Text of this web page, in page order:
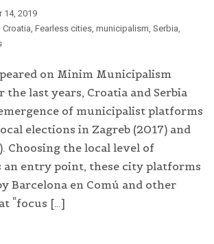
14, 2019
Croatia Fearless cities municipalism Serbia
on Minim Municipalism
the last years, Croatia and Serbia
of municipalist platforms
elections in Zagreb (2017) and
Choosing the local level of
an entry point, these city platforms
Barcelona en Comú and other
“focus […]